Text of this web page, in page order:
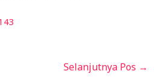
Selanjutnya Pos →